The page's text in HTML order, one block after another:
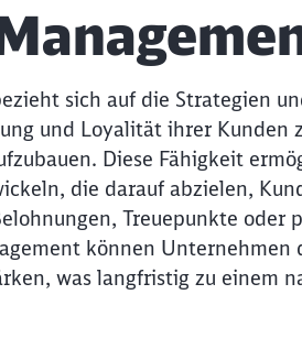
sich auf die Strategien
und Loyalität ihrer Kunden
Diese Fähigkeit
die darauf abzielen,
Treuepunkte oder
können Unternehmen
was langfristig zu einem
Möchten Sie zu
Abbrechen